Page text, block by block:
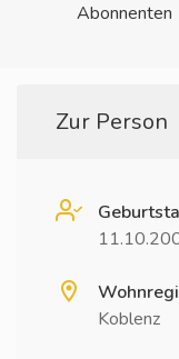
Abonnenten
Zur Person
Koblenz